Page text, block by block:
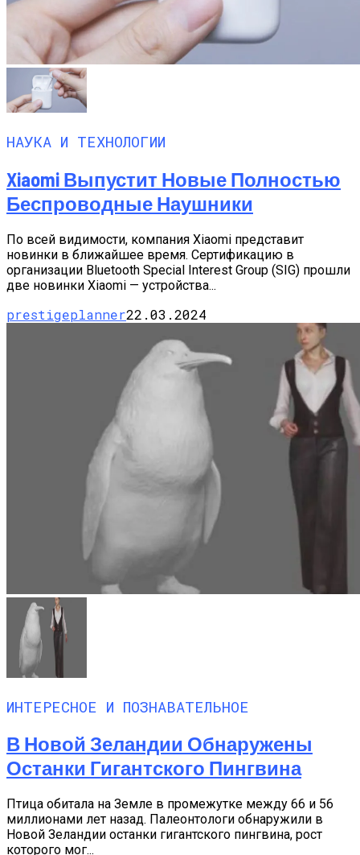
НАУКА И ТЕХНОЛОГИИ
Xiaomi Выпустит Новые Полностью
Беспроводные Наушники
По всей видимости, компания Xiaomi представит
новинки в ближайшее время. Сертификацию в
организации Bluetooth Special Interest Group (SIG) прошли
две новинки Xiaomi — устройства...
prestigeplanner22.03.2024
ИНТЕРЕСНОЕ И ПОЗНАВАТЕЛЬНОЕ
В Новой Зеландии Обнаружены
Останки Гигантского Пингвина
Птица обитала на Земле в промежутке между 66 и 56
миллионами лет назад. Палеонтологи обнаружили в
Новой Зеландии останки гигантского пингвина, рост
которого мог...